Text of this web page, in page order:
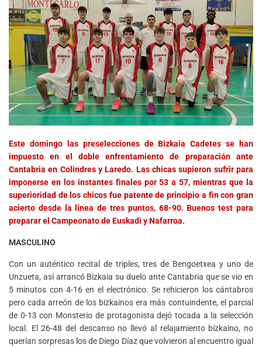
Este domingo las preselecciones de Bizkaia Cadetes se han
impuesto en el doble enfrentamiento de preparación ante
Cantabria en Colindres y Laredo. Las chicas supieron sufrir para
imponerse en los instantes finales por 53 a 57, mientras que la
superioridad de los chicos fue patente de principio a fin con gran
acierto desde la línea de tres puntos, 68-90. Buenos test para
preparar el Campeonato de Euskadi y Nafarroa.
MASCULINO
Con un auténtico recital de triples, tres de Bengoetxea y uno de
Unzueta, así arrancó Bizkaia su duelo ante Cantabria que se vio en
5 minutos con 4-16 en el electrónico. Se rehicieron los cántabros
pero cada arreón de los bizkainos era más contuindente, el parcial
de 0-13 con Monsterio de protagonista dejó tocada a la selección
local. El 26-48 del descanso no llevó al relajamiento bizkaino, no
querían sorpresas los de Diego Díaz que volvieron al encuentro igual